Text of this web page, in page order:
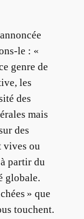
le : «
genre de
les
des
mais
des
vives ou
partir du
globale.
» que
touchent.